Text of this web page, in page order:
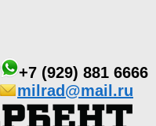
+7 (929) 881 6666
milrad@mail.ru